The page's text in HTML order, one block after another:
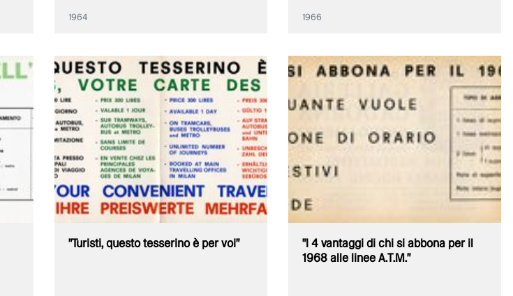
1964 1966
"Turisti, questo tesserino è per voi"
"I 4 vantaggi di chi si abbona per il
1968 alle linee A.T.M."